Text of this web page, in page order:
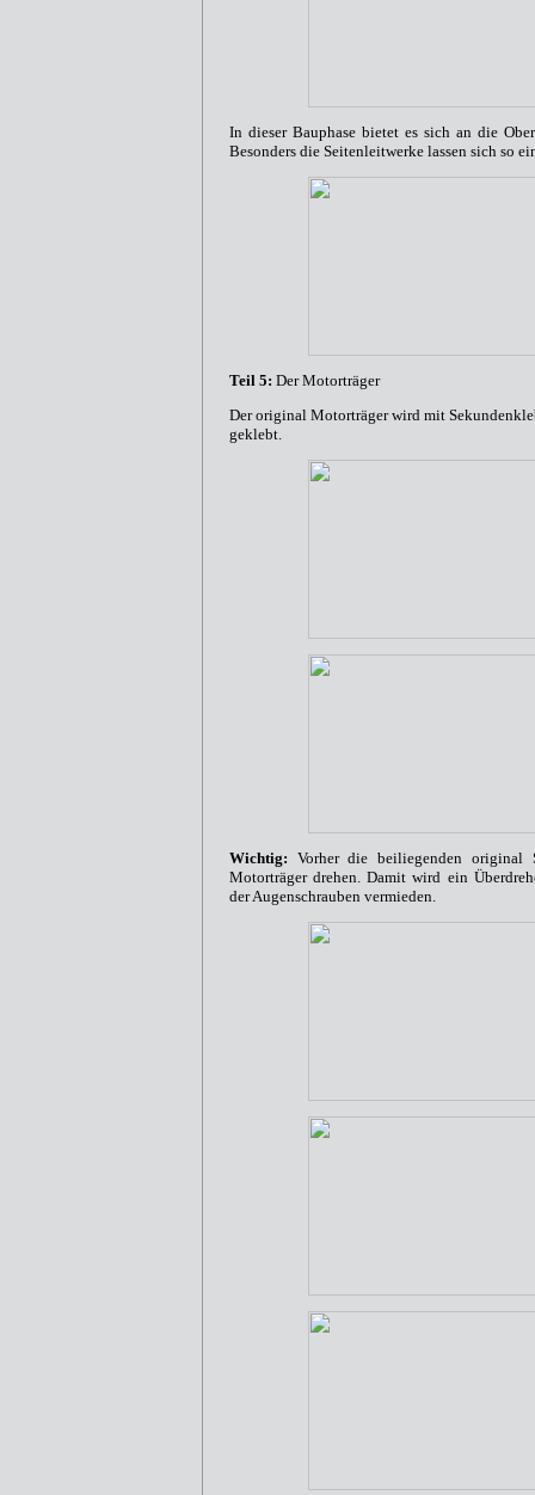
In dieser Bauphase bietet es sich an die
Besonders die Seitenleitwerke lassen sich so
Teil 5: Der Motorträger
Der original Motorträger wird mit
geklebt.
Wichtig: Vorher die beiliegenden original
Motorträger drehen. Damit wird ein
der Augenschrauben vermieden.